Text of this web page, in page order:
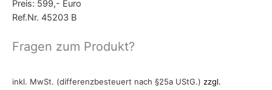
Preis: 599,- Euro
Ref.Nr. 45203 B
Fragen zum Produkt?
inkl. MwSt. (differenzbesteuert nach §25a UStG.) zzgl.